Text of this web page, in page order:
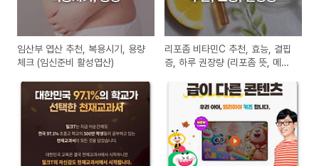
임산부 엽산 추천, 복용시기, 용량
체크 (임신준비 활성엽산)
리포좀 비타민C 추천, 효능, 결핍
증, 하루 권장량 (리포좀 뜻, 메가